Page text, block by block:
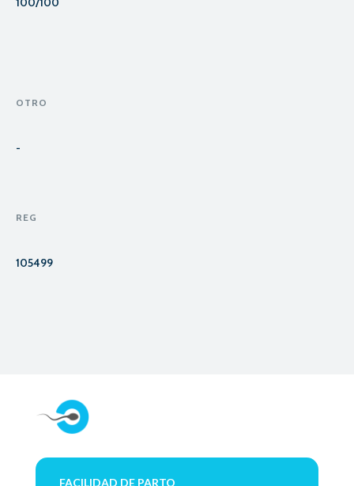
OTRO
-
REG
105499
FACILIDAD DE PARTO